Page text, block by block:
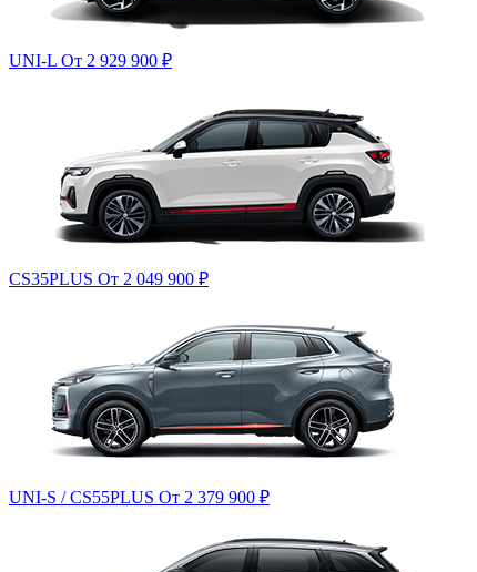
UNI-L От 2 929 900 ₽
CS35PLUS От 2 049 900 ₽
UNI-S / CS55PLUS От 2 379 900 ₽